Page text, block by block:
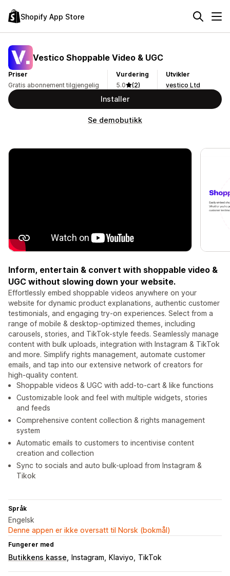
Shopify App Store
Vestico Shoppable Video & UGC
Priser
Gratis abonnement tilgjengelig
Vurdering
5.0
(2)
Utvikler
vestico Ltd
Installer
Se demobutikk
Inform, entertain & convert with shoppable video &
UGC without slowing down your website.
Effortlessly embed shoppable videos anywhere on your
website for dynamic product explanations, authentic customer
testimonials, and engaging try-on experiences. Select from a
range of mobile & desktop-optimized themes, including
carousels, stories, and TikTok-style feeds. Seamlessly manage
content with bulk uploads, integration with Instagram & TikTok
and more. Simplify rights management, automate customer
emails, and tap into our extensive network of creators for
high-quality content.
Shoppable videos & UGC with add-to-cart & like functions
Customizable look and feel with multiple widgets, stories
and feeds
Comprehensive content collection & rights management
system
Automatic emails to customers to incentivise content
creation and collection
Sync to socials and auto bulk-upload from Instagram &
Tikok
Språk
Engelsk
Denne appen er ikke oversatt til Norsk (bokmål)
Fungerer med
Butikkens kasse Instagram Klaviyo TikTok